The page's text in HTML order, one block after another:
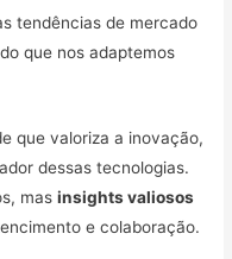
tendências de mercado
que nos adaptemos
que valoriza a inovação,
dessas tecnologias.
masinsights valiosos
e colaboração.